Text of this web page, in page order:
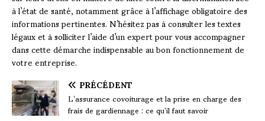
à l’état de santé, notamment grâce à l’affichage obligatoire des
informations pertinentes. N’hésitez pas à consulter les textes
légaux et à solliciter l’aide d’un expert pour vous accompagner
dans cette démarche indispensable au bon fonctionnement de
votre entreprise.
PRÉCÉDENT
L’assurance covoiturage et la prise en charge des
frais de gardiennage : ce qu’il faut savoir